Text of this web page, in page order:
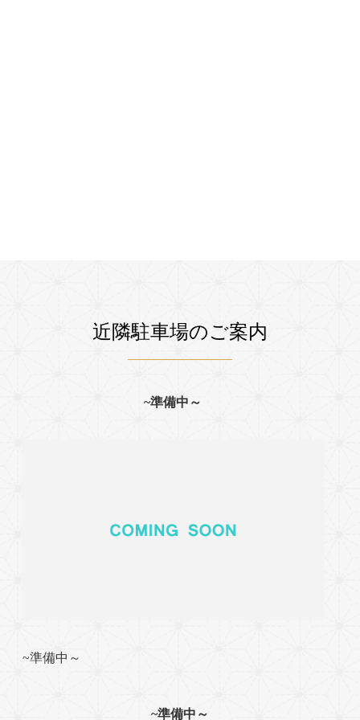
近隣駐車場のご案内
~準備中～
~準備中～
~準備中～